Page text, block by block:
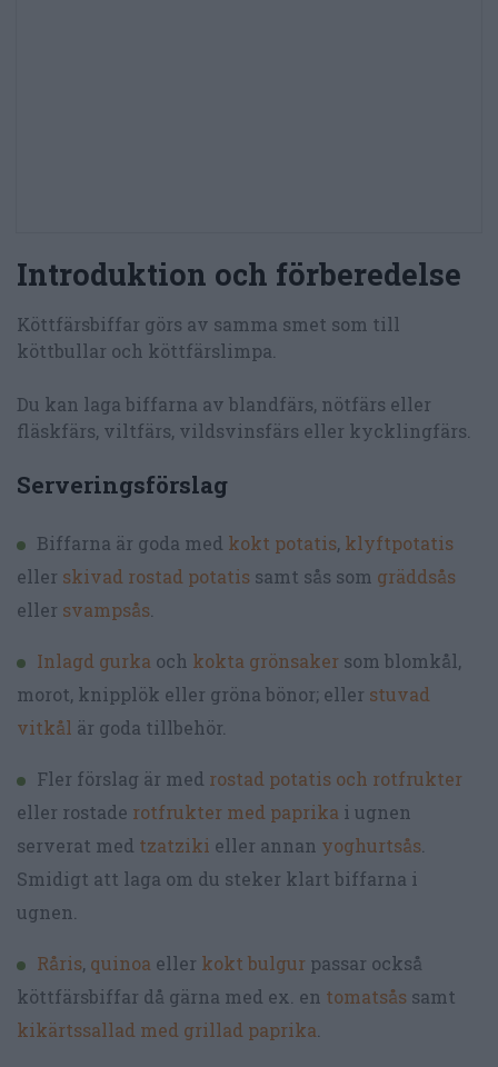
Introduktion och förberedelse
Köttfärsbiffar görs av samma smet som till
köttbullar och köttfärslimpa.
Du kan laga biffarna av blandfärs, nötfärs eller
fläskfärs, viltfärs, vildsvinsfärs eller kycklingfärs.
Serveringsförslag
Biffarna är goda med kokt potatis, klyftpotatis
eller skivad rostad potatis samt sås som gräddsås
eller svampsås
Inlagd gurka och kokta grönsaker som blomkål,
morot, knipplök eller gröna bönor; eller stuvad
vitkål är goda tillbehör.
Fler förslag är med rostad potatis och rotfrukter
eller rostade rotfrukter med paprika i ugnen
serverat med tzatziki eller annan yoghurtsås
Smidigt att laga om du steker klart biffarna i
ugnen.
Råris, quinoa eller kokt bulgur passar också
köttfärsbiffar då gärna med ex. en tomatsås samt
kikärtssallad med grillad paprika